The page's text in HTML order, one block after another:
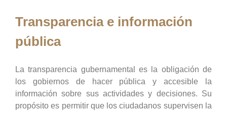
Transparencia e información
pública
La transparencia gubernamental es la obligación de
los gobiernos de hacer pública y accesible la
información sobre sus actividades y decisiones. Su
propósito es permitir que los ciudadanos supervisen la